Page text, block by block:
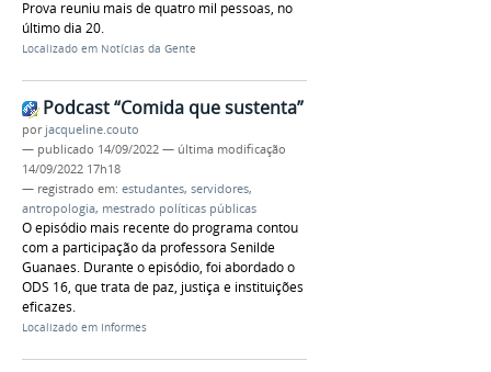
Prova reuniu mais de quatro mil pessoas, no
último dia 20.
Localizado em Notícias da Gente
Podcast “Comida que sustenta”
por jacqueline.couto
— publicado 14/09/2022 — última modificação
14/09/2022 17h18
— registrado em: estudantes, servidores,
antropologia, mestrado políticas públicas
O episódio mais recente do programa contou
com a participação da professora Senilde
Guanaes. Durante o episódio, foi abordado o
ODS 16, que trata de paz, justiça e instituições
eficazes.
Localizado em Informes